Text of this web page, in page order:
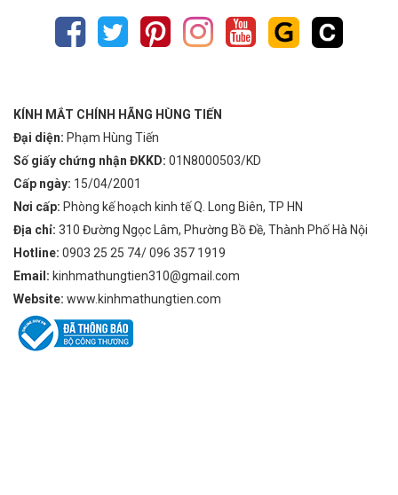
KÍNH MẮT CHÍNH HÃNG HÙNG TIẾN
Đại diện: Phạm Hùng Tiến
Số giấy chứng nhận ĐKKD: 01N8000503/KD
Cấp ngày: 15/04/2001
Nơi cấp: Phòng kế hoạch kinh tế Q. Long Biên, TP HN
Địa chỉ: 310 Đường Ngọc Lâm, Phường Bồ Đề, Thành Phố Hà Nội
Hotline: 0903 25 25 74/ 096 357 1919
Email: kinhmathungtien310@gmail.com
Website: www.kinhmathungtien.com